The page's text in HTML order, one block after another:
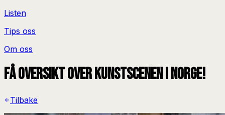
Listen
Tips oss
Om oss
Få oversikt over kunstscenen i Norge!
Tilbake